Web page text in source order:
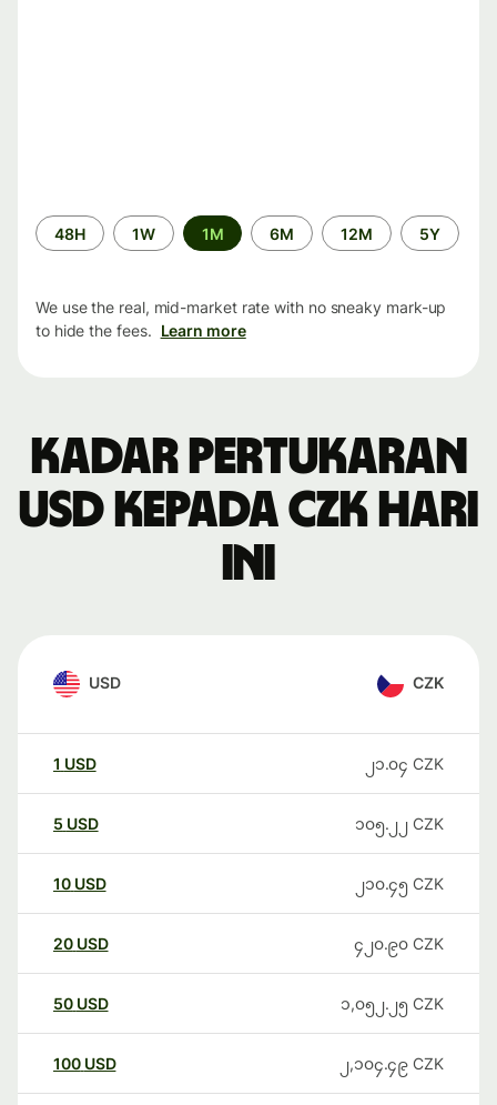
Time
period
48H 1W 1M 6M 12M 5Y
We use the real, mid-market rate with no sneaky mark-up
to hide the fees. Learn more
Kadar pertukaran
USD kepada CZK hari
ini
USD CZK
1 USD ၂၁.၀၄ CZK
5 USD ၁၀၅.၂၂ CZK
10 USD ၂၁၀.၄၅ CZK
20 USD ၄၂၀.၉၀ CZK
50 USD ၁,၀၅၂.၂၅ CZK
100 USD ၂,၁၀၄.၄၉ CZK